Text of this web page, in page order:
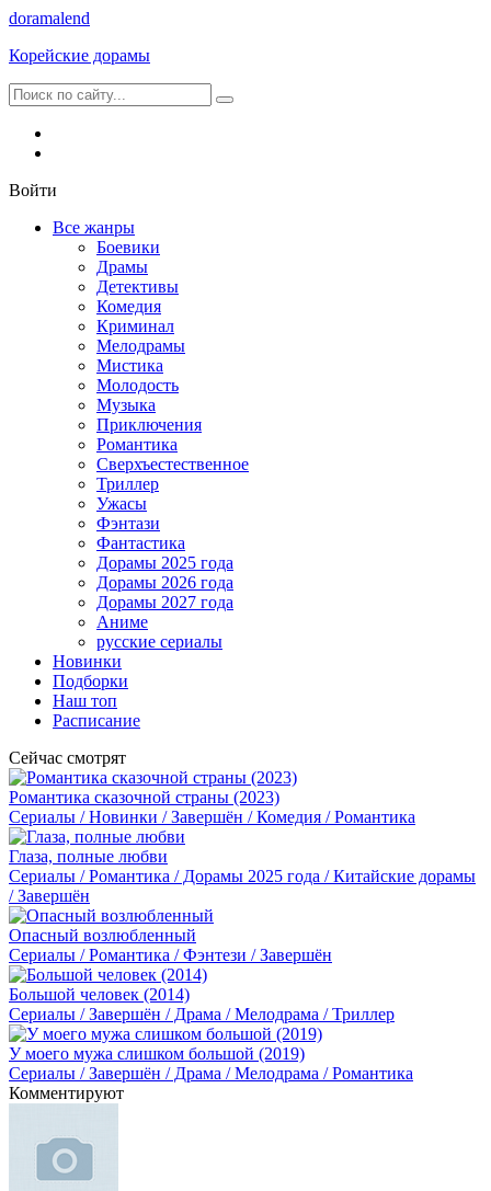
doramalend
Корейские дорамы
Войти
Все жанры
Боевики
Драмы
Детективы
Комедия
Криминал
Мелодрамы
Мистика
Молодость
Музыка
Приключения
Романтика
Сверхъестественное
Триллер
Ужасы
Фэнтази
Фантастика
Дорамы 2025 года
Дорамы 2026 года
Дорамы 2027 года
Аниме
русские сериалы
Новинки
Подборки
Наш топ
Расписание
Сейчас смотрят
Романтика сказочной страны (2023)
Сериалы / Новинки / Завершён / Комедия / Романтика
Глаза, полные любви
Сериалы / Романтика / Дорамы 2025 года / Китайские дорамы
/ Завершён
Опасный возлюбленный
Сериалы / Романтика / Фэнтези / Завершён
Большой человек (2014)
Сериалы / Завершён / Драма / Мелодрама / Триллер
У моего мужа слишком большой (2019)
Сериалы / Завершён / Драма / Мелодрама / Романтика
Комментируют